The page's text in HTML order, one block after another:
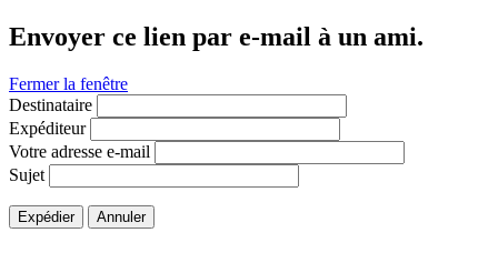
Envoyer ce lien par e-mail à un ami.
Fermer la fenêtre
Destinataire
Expéditeur
Votre adresse e-mail
Sujet
Expédier Annuler